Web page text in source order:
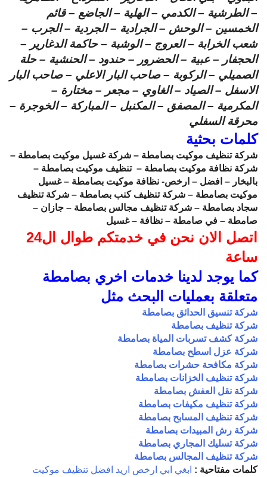
– الطرشية – الكدمي – الهلية – الجاضع – قائم
الخمسين – الوحش – الجرادية – الجردية – الجرب –
شعب الخرابة – العروج – الوشبة – حاكمة الدغارير –
الحجفار – عبية – الحضرور – حندود – الحنشية – حلة
الصميلي – الركوبة – صاحب البار الاعلي – صاحب البار
الاسفل – الصياد – الغاوي – مجعر – مختارة –
المكرمية – المصفق – المكنبل – المباركة – الخوجرة –
محرقة السفلي
كلمات بحثية
شركة تنظيف موكيت بصامطة – شركة غسيل موكيت بصامطة –
شركة نظافة موكيت بصامطة – تنظيف موكيت بصامطة –
بالبخار – افضل – ارخص- نظافة موكيت بصامطة – غسيل
موكيت بصامطة – شركة تنظيف كنب بصامطة – شركة تنظيف
سجاد بصامطة – شركة تنظيف مجالس بصامطة – جازان –
صامطة – في صامطة – نظافة – غسيل
اتصل الان نحن في خدمتكم طوال ال24
ساعة
كما يوجد لدينا خدمات اخري بصامطة
متعلقة بعمليات البحث مثل
شركة تنسيق الحدائق بصامطة
شركة تنظيف بصامطة
شركة كشف تسربات المياة بصامطة
شركة عزل اسطح بصامطة
شركة مكافحة حشرات بصامطة
شركة تنظيف الخزانات بصامطة
شركة نقل العفش بصامطة
شركة تنظيف مكيفات بصامطة
شركة تنظيف المسابح بصامطة
شركة رش المبيدات بصامطة
شركة تسليك المجاري بصامطة
شركة تنظيف المجالس بصامطة
كلمات مفتاحية : ابغي ابي ارخص اريد افضل تنظيف موكيت